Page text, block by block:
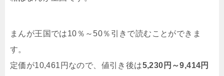
まんが王国では10％～50％引きで読むことができま
す。
定価が10,461円なので、値引き後は5,230円～9,414円